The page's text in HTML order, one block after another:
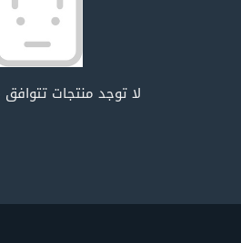
لا توجد منتجات تتوافق